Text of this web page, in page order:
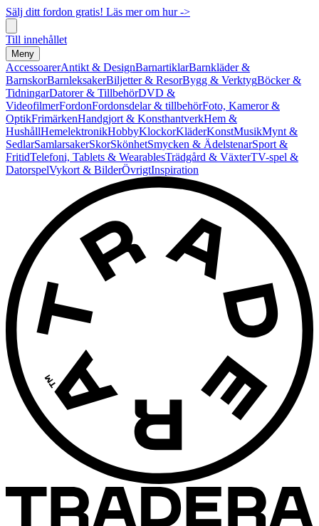
Sälj ditt fordon gratis! Läs mer om hur ->
Till innehållet
Meny
AccessoarerAntikt & DesignBarnartiklarBarnkläder &
BarnskorBarnleksakerBiljetter & ResorBygg & VerktygBöcker &
TidningarDatorer & TillbehörDVD &
VideofilmerFordonFordonsdelar & tillbehörFoto, Kameror &
OptikFrimärkenHandgjort & KonsthantverkHem &
HushållHemelektronikHobbyKlockorKläderKonstMusikMynt &
SedlarSamlarsakerSkorSkönhetSmycken & ÄdelstenarSport &
FritidTelefoni, Tablets & WearablesTrädgård & VäxterTV-spel &
DatorspelVykort & BilderÖvrigtInspiration